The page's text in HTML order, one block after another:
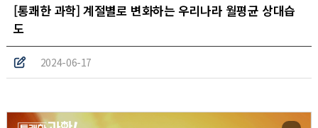
[통쾌한 과학] 계절별로 변화하는 우리나라 월평균 상대습
도
2024-06-17